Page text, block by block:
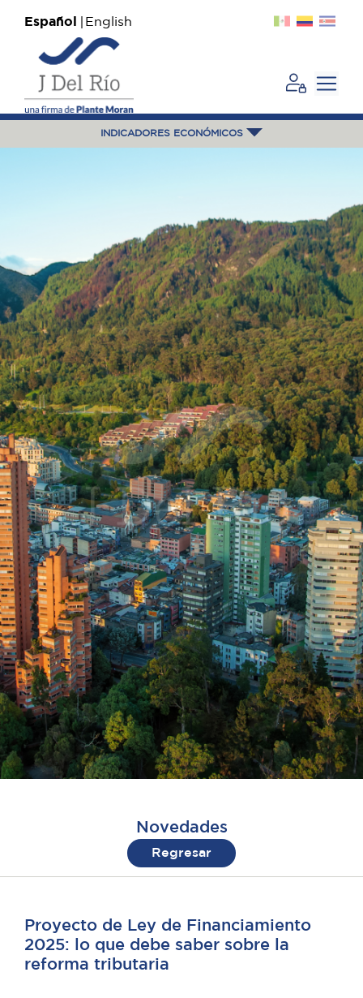
Español English
INDICADORES ECONÓMICOS
Novedades
Regresar
Proyecto de Ley de Financiamiento
2025: lo que debe saber sobre la
reforma tributaria